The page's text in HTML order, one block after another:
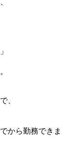
、
から勤務できま